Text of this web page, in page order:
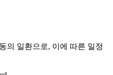
의 일환으로, 이에 따른 일정